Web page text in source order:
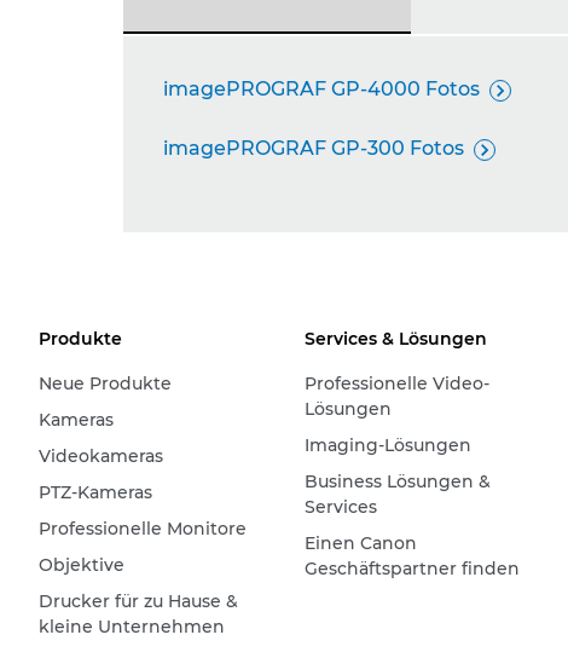
imagePROGRAF GP-4000 Fotos 
imagePROGRAF GP-300 Fotos 
Produkte
Neue Produkte
Kameras
Videokameras
PTZ-Kameras
Professionelle Monitore
Objektive
Drucker für zu Hause &
kleine Unternehmen
Services & Lösungen
Professionelle Video-
Lösungen
Imaging-Lösungen
Business Lösungen &
Services
Einen Canon
Geschäftspartner finden